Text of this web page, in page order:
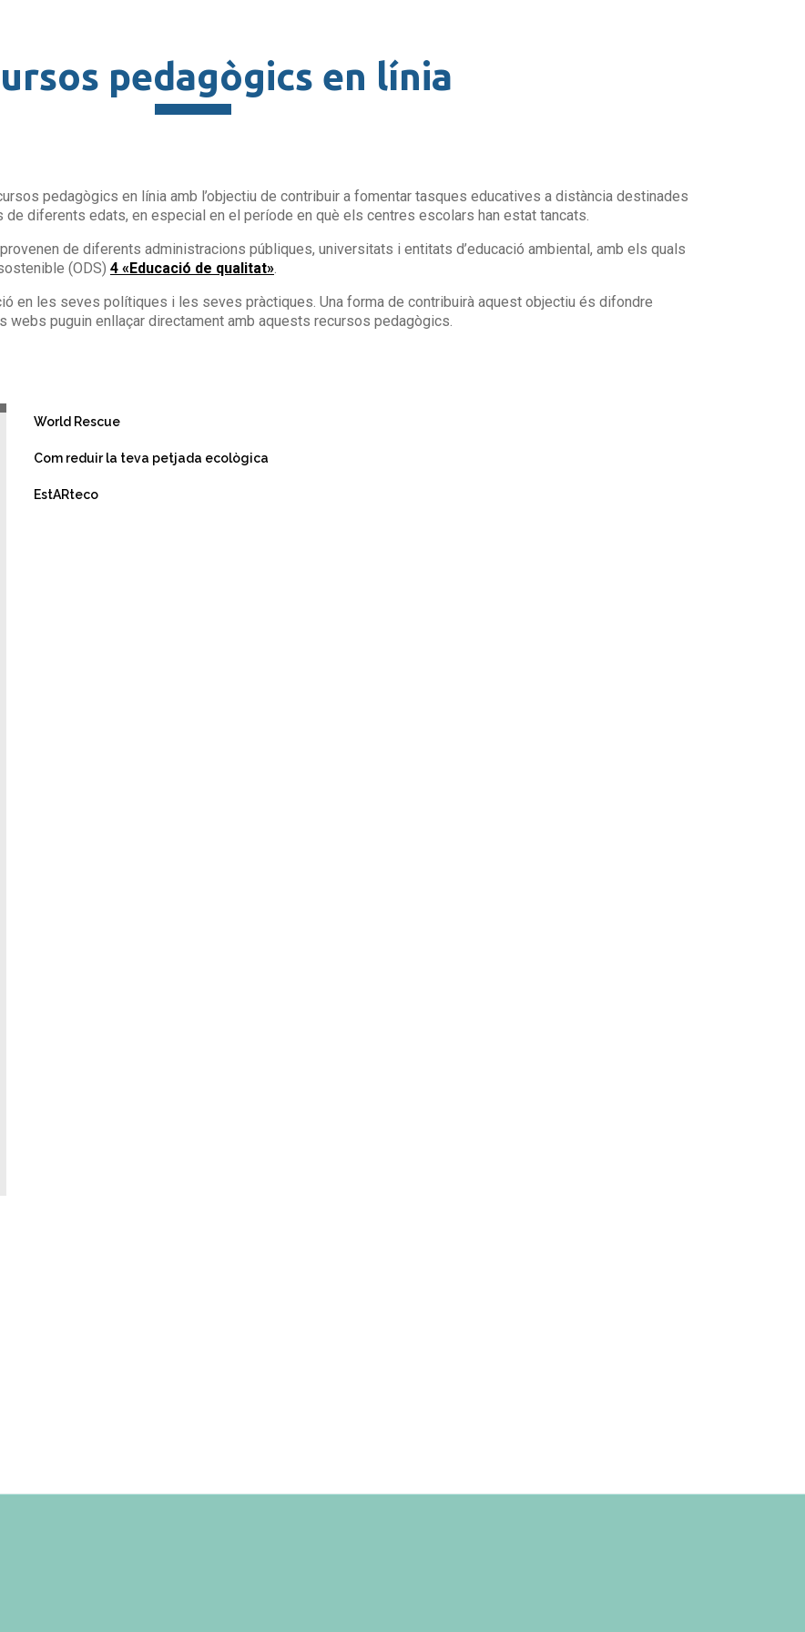
pedagògics en línia
pedagògics en línia amb l’objectiu de contribuir a fomentar tasques educatives a distància destinades
de diferents edats, en especial en el període en què els centres escolars han estat tancats.
de diferents administracions públiques, universitats i entitats d’educació ambiental, amb els quals
(ODS) 4 «Educació de qualitat».
en les seves polítiques i les seves pràctiques. Una forma de contribuirà aquest objectiu és difondre
puguin enllaçar directament amb aquests recursos pedagògics.
World Rescue
Com reduir la teva petjada ecològica
EstARteco